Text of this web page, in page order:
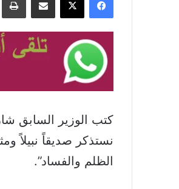
كتب الوزير السابق
نستذكر صديقاً نبيلاً
الظلم والفساد”.